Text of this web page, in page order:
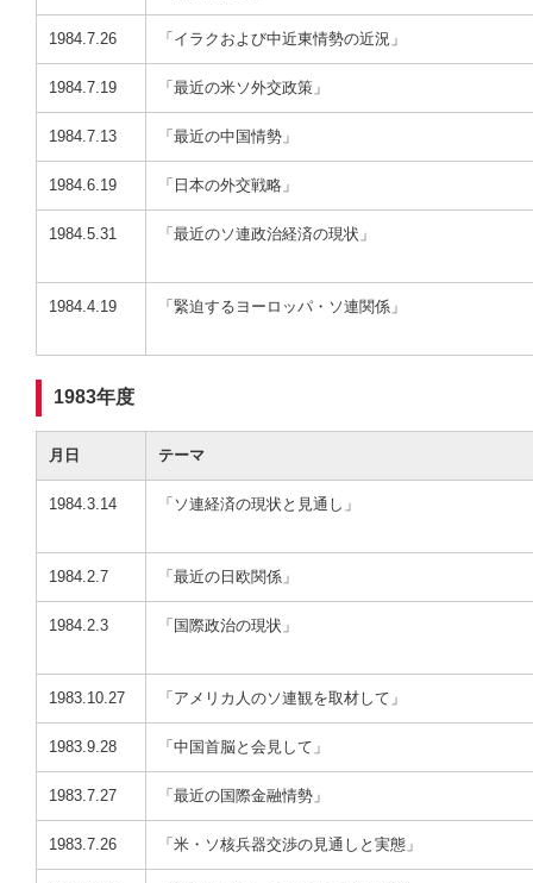
1984.7.26 「イラクおよび中近東情勢の近況」
1984.7.19 「最近の米ソ外交政策」
1984.7.13 「最近の中国情勢」
1984.6.19 「日本の外交戦略」
1984.5.31 「最近のソ連政治経済の現状」
1984.4.19 「緊迫するヨーロッパ・ソ連関係」
1983年度
月日 テーマ
1984.3.14 「ソ連経済の現状と見通し」
1984.2.7 「最近の日欧関係」
1984.2.3 「国際政治の現状」
1983.10.27 「アメリカ人のソ連観を取材して」
1983.9.28 「中国首脳と会見して」
1983.7.27 「最近の国際金融情勢」
1983.7.26 「米・ソ核兵器交渉の見通しと実態」